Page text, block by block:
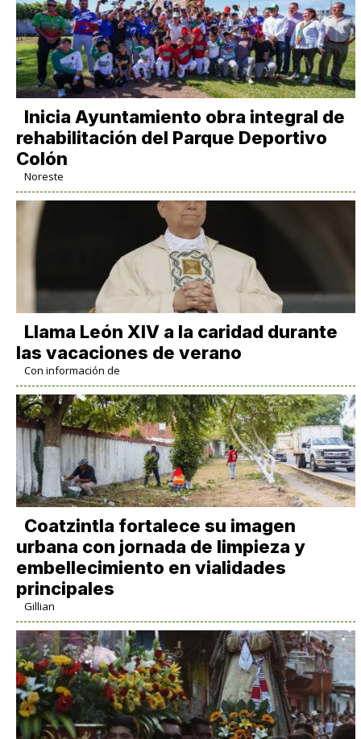
Inicia Ayuntamiento obra integral de
rehabilitación del Parque Deportivo
Colón
Noreste
Llama León XIV a la caridad durante
las vacaciones de verano
Con información de
Coatzintla fortalece su imagen
urbana con jornada de limpieza y
embellecimiento en vialidades
principales
Gillian